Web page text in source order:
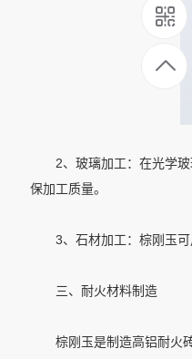
2、玻璃加工：在光学玻
保加工质量。
3、石材加工：棕刚玉可
三、耐火材料制造
棕刚玉是制造高铝耐火砖